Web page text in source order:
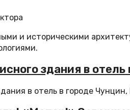
и историческими
здания в
в отель в городе